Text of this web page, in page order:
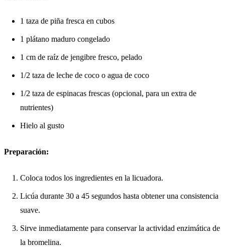
1 taza de piña fresca en cubos
1 plátano maduro congelado
1 cm de raíz de jengibre fresco, pelado
1/2 taza de leche de coco o agua de coco
1/2 taza de espinacas frescas (opcional, para un extra de
nutrientes)
Hielo al gusto
Preparación:
Coloca todos los ingredientes en la licuadora.
Licúa durante 30 a 45 segundos hasta obtener una consistencia
suave.
Sirve inmediatamente para conservar la actividad enzimática de
la bromelina.